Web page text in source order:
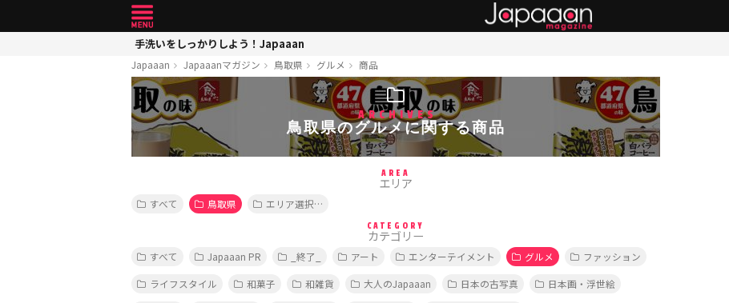
手洗いをしっかりしよう！Japaaan
Japaaan Japaaanマガジン 鳥取県 グルメ 商品
ARCHIVES
鳥取県のグルメに関する商品
AREA
エリア
すべて 鳥取県 エリア選択…
CATEGORY
カテゴリー
すべて Japaaan PR _終了_ アート エンターテイメント グルメ
ファッション
ライフスタイル
和菓子 和雑貨 大人のJapaaan 日本の古写真
日本画・浮世絵